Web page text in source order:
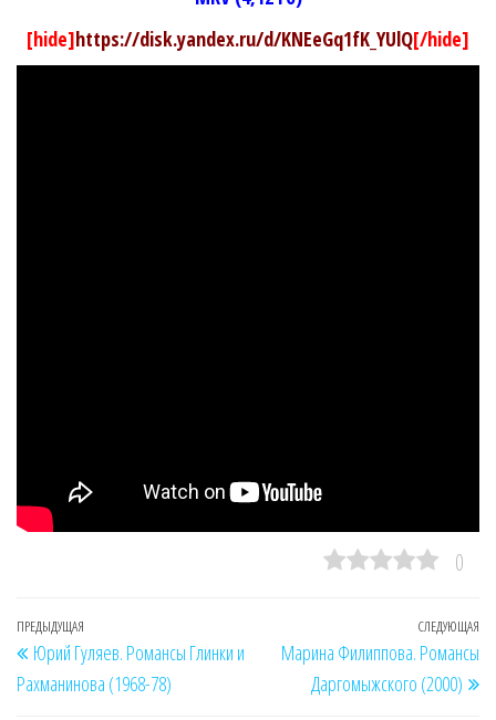
[hide]https://disk.yandex.ru/d/KNEeGq1fK_YUlQ[/hide]
0
Навигация
по
записям
Предыдущая
запись
ПРЕДЫДУЩАЯ
Юрий Гуляев. Романсы Глинки и
Рахманинова (1968-78)
СЛЕДУЮЩАЯ
Марина Филиппова. Романсы
Даргомыжского (2000)